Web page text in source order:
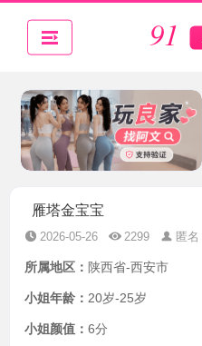
雁塔金宝宝
2026-05-26 2299 匿名
所属地区： 陕西省-西安市
小姐年龄： 20岁-25岁
小姐颜值： 6分